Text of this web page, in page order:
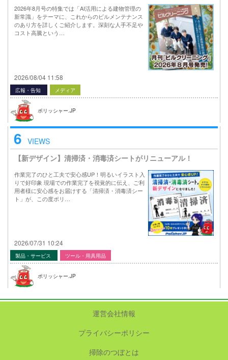
2026年8月号の特集では「AI活用による建物管理の
新常識」をテーマに、これからのビルメンテナンス
のあり方を詳しくご紹介します。深刻な人手不足や
コスト高騰という…
2026/08/04 11:58
広報・告知 メディア
ポリッシャー.JP
6 VIEWS
【新デザイン】清掃済・消毒済シートがリニューアル！
作業完了のひと工夫で安心感UP！明るいイラスト入
りで好印象 現場での作業完了を視覚的に伝え、ご利
用者様に安心感をお届けする「清掃済・消毒済シー
ト」が、この度ポリ…
2026/07/31 10:24
製品・サービス ツール・用具用品
ポリッシャー.JP
運営会社情報
プライバシーポリシー
掃除のつぼとは